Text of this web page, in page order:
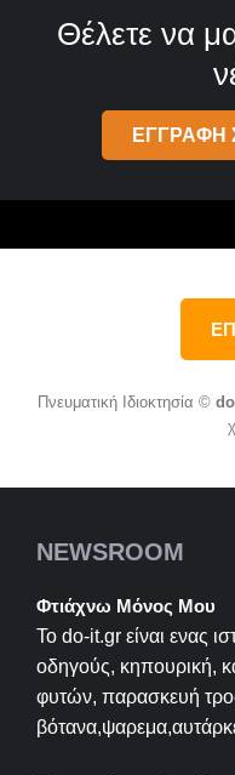
Θέλετε να
ΕΓΓΡΑΦΗ
Πνευματική Ιδιοκτησία ©
NEWSROOM
Φτιάχνω Μόνος Μου
Το do-it.gr είναι ενας
οδηγούς, κηπουρική,
φυτών, παρασκευή